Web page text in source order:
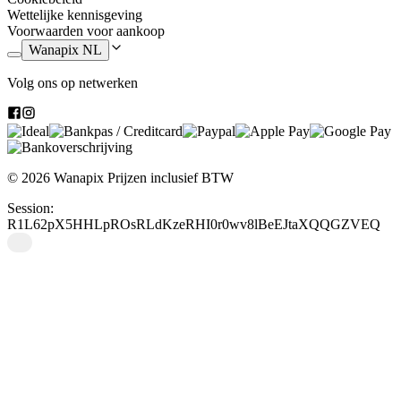
Wettelijke kennisgeving
Voorwaarden voor aankoop
Wanapix NL
Volg ons op netwerken
© 2026 Wanapix Prijzen inclusief BTW
Session:
R1L62pX5HHLpROsRLdKzeRHI0r0wv8lBeEJtaXQQGZVEQ